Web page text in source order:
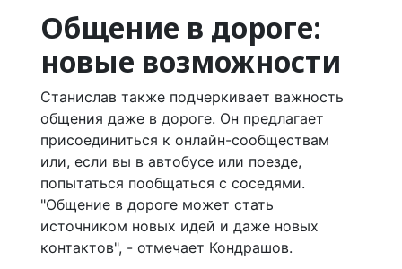
Общение в дороге:
новые возможности
Станислав также подчеркивает важность
общения даже в дороге. Он предлагает
присоединиться к онлайн-сообществам
или, если вы в автобусе или поезде,
попытаться пообщаться с соседями.
"Общение в дороге может стать
источником новых идей и даже новых
контактов", - отмечает Кондрашов.